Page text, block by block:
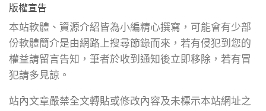
版權宣告
本站軟體、資源介紹皆為小編精心撰寫，可能會有少部
份軟體簡介是由網路上搜尋節錄而來，若有侵犯到您的
權益請留言告知，筆者於收到通知後立即移除，若有冒
犯請多見諒。
站內文章嚴禁全文轉貼或修改內容及未標示本站網址之